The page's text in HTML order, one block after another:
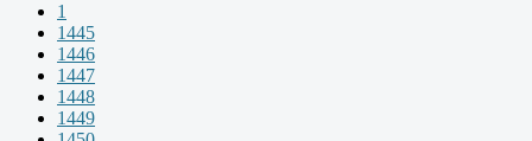
1
1445
1446
1447
1448
1449